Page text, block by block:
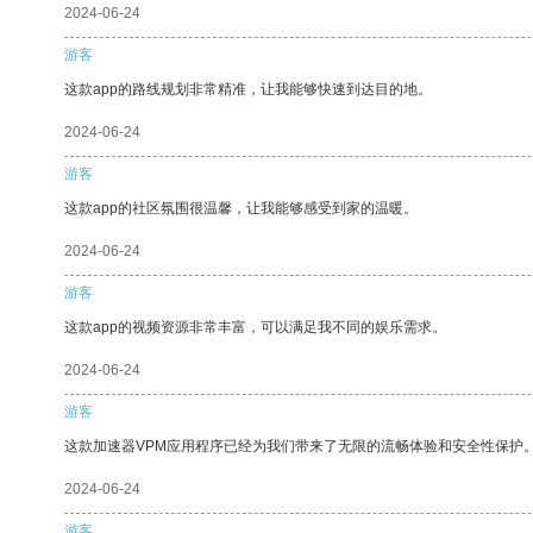
2024-06-24
游客
这款app的路线规划非常精准，让我能够快速到达目的地。
2024-06-24
游客
这款app的社区氛围很温馨，让我能够感受到家的温暖。
2024-06-24
游客
这款app的视频资源非常丰富，可以满足我不同的娱乐需求。
2024-06-24
游客
这款加速器VPM应用程序已经为我们带来了无限的流畅体验和安全性保护
2024-06-24